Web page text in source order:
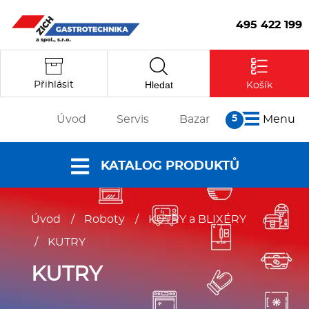
495 422 199
Přihlásit Hledat Košík
Úvod Servis Bazar
Reference
Partneři
Menu
KATALOG PRODUKTŮ
Nabídky a
katalogy
stažení
Vstoupit
Úvod / Roboty / KUTRY a BLIXÉRY
/ KUTRY
KUTRY